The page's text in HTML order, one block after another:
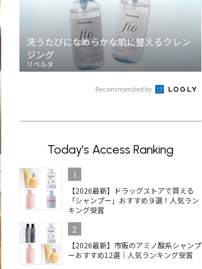
洗うたびになめらかな肌に整えるクレン
ジング
リベルタ
Recommended by
Today's Access Ranking
1
【2026最新】ドラッグストアで買える
「シャンプー」おすすめ９選！人気ラン
キング受賞
2
【2026最新】市販のアミノ酸系シャンプ
ーおすすめ12選｜人気ランキング受賞